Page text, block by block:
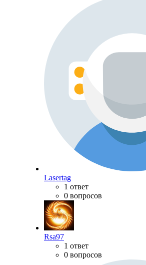
Lasertag
1 ответ
0 вопросов
Rsa97
1 ответ
0 вопросов